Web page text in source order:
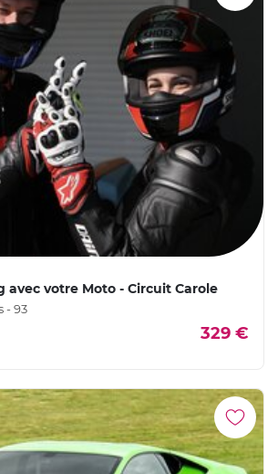
avec votre Moto - Circuit Carole
- 93
329 €